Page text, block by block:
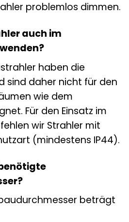
problemlos dimmen.
auch im
haben die
sind daher nicht für den
wie dem
Für den Einsatz im
wir Strahler mit
(mindestens IP44).
beträgt